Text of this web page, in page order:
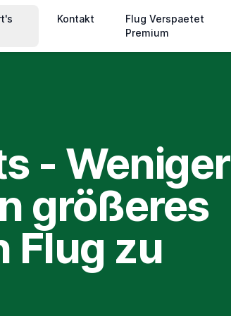
Kontakt
Flug Verspaetet
Premium
- Weniger
größeres
Flug zu